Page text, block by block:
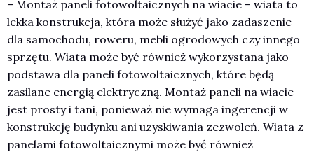
– Montaż paneli fotowoltaicznych na wiacie – wiata to
lekka konstrukcja, która może służyć jako zadaszenie
dla samochodu, roweru, mebli ogrodowych czy innego
sprzętu. Wiata może być również wykorzystana jako
podstawa dla paneli fotowoltaicznych, które będą
zasilane energią elektryczną. Montaż paneli na wiacie
jest prosty i tani, ponieważ nie wymaga ingerencji w
konstrukcję budynku ani uzyskiwania zezwoleń. Wiata z
panelami fotowoltaicznymi może być również